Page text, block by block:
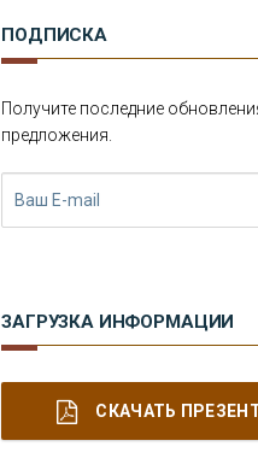
ПОДПИСКА
Получите последние
предложения.
ЗАГРУЗКА ИНФОРМАЦИИ
СКАЧАТЬ